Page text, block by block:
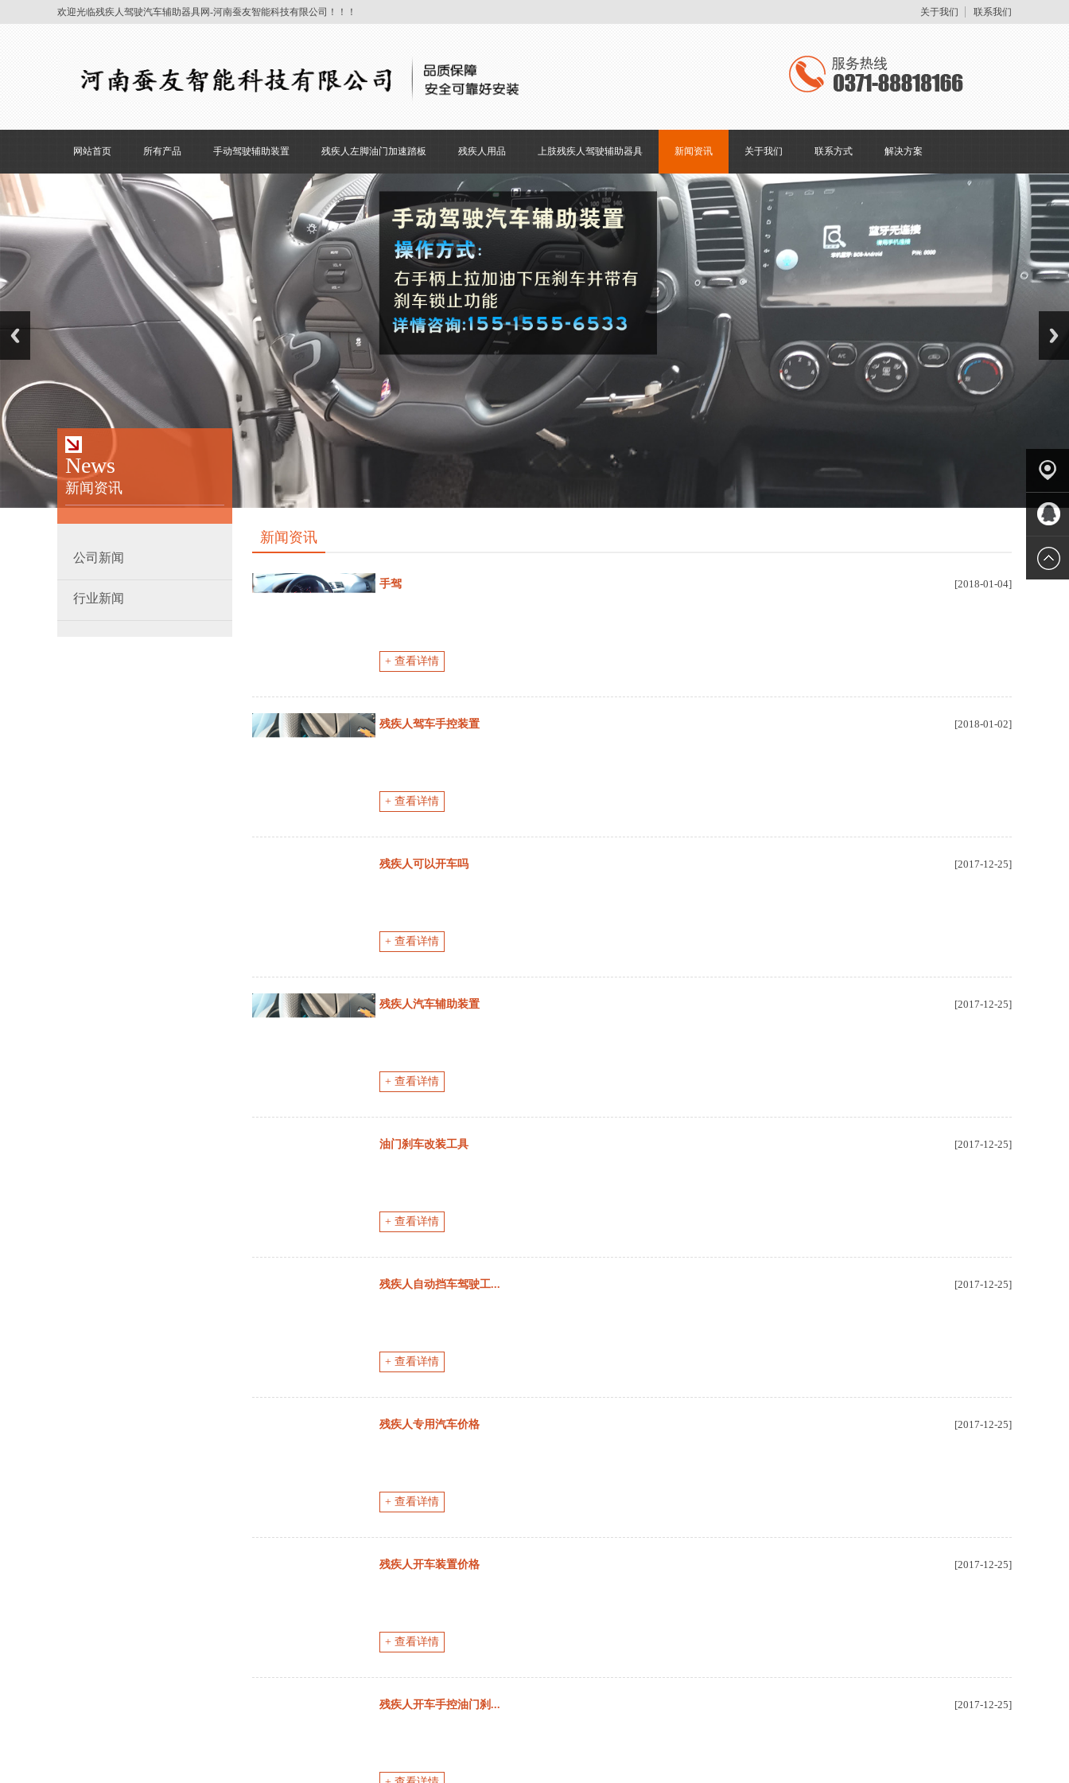
欢迎光临残疾人驾驶汽车辅助器具网-河南蚕友智能科技有限公司！！！ 关于我们 联系我们
网站首页 所有产品 手动驾驶辅助装置 残疾人左脚油门加速踏板 残疾人用品 上肢残疾人驾驶辅助器具 新闻资讯 关于我们 联系方式 解决方案
产品中
QQ客服
News
新闻资讯
公司新闻
行业新闻
新闻资讯
手驾 [2018-01-04]
+ 查看详情
残疾人驾车手控装置 [2018-01-02]
+ 查看详情
残疾人可以开车吗 [2017-12-25]
+ 查看详情
残疾人汽车辅助装置 [2017-12-25]
+ 查看详情
油门刹车改装工具 [2017-12-25]
+ 查看详情
残疾人自动挡车驾驶工... [2017-12-25]
+ 查看详情
残疾人专用汽车价格 [2017-12-25]
+ 查看详情
残疾人开车装置价格 [2017-12-25]
+ 查看详情
残疾人开车手控油门刹... [2017-12-25]